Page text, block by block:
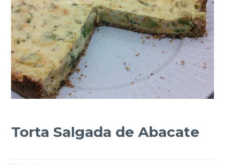
Torta Salgada de Abacate